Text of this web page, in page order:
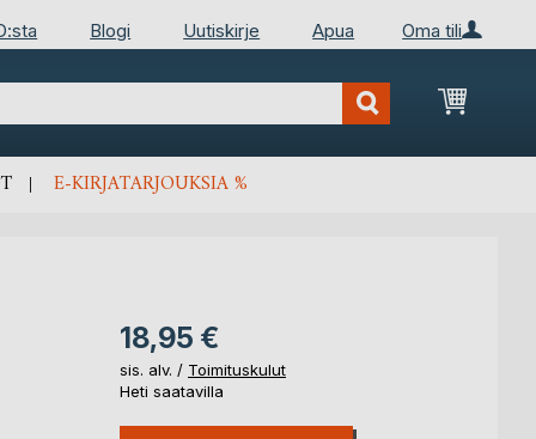
Oma tili
Blogi Uutiskirje Apua
E-KIRJATARJOUKSIA %
18,95 €
sis. alv. / Toimituskulut
Heti saatavilla